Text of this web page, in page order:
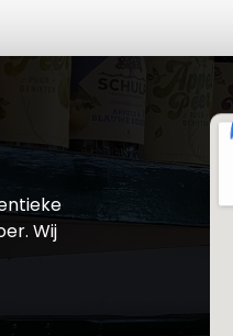
Wij